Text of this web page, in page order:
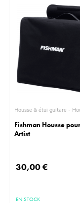
Fishman Housse
Artist
30,00 €
EN STOCK